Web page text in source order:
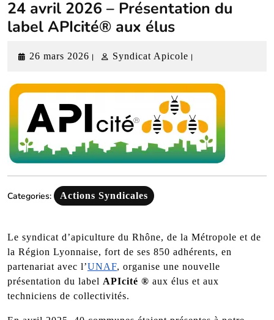
24 avril 2026 – Présentation du
label APIcité® aux élus
26 mars 2026 26
2026
| Syndicat Apicole Syndicat
|
Categories: Actions Syndicales
Le syndicat d’apiculture du Rhône, de la Métropole et de
la Région Lyonnaise, fort de ses 850 adhérents, en
partenariat avec l’UNAF, organise une nouvelle
présentation du label APIcité ® aux élus et aux
techniciens de collectivités.